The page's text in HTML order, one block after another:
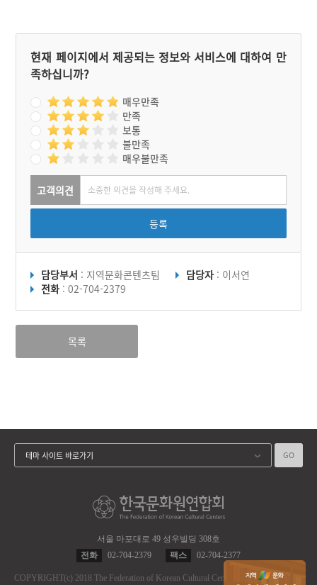
현재 페이지에서 제공되는 정보와 서비스에 대하여 만
족하십니까?
매우만족
만족
보통
불만족
매우불만족
고객의견
등록
담당부서 : 지역문화콘텐츠팀 담당자 : 이서연
전화 : 02-704-2379
목록
서울 마포대로 49 성우빌딩 308호
전화
02-704-2379 팩스 02-704-2377
COPYRIGHT(c) 2018 The Federation of Korean Cultural Centers.
ALL RIGHT RES
테마 사이트 바로가기 GO